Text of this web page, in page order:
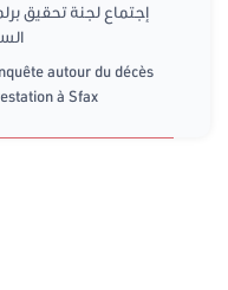
إجتماع لجنة تحقيق
autour du décès
à Sfax